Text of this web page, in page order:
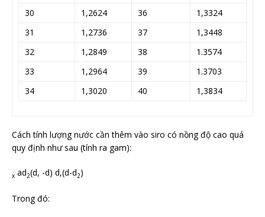
30
1,2624 36
1,3324
31
1,2736 37
1,3448
32
1,2849 38
1.3574
33
1,2964 39
1.3703
34
1,3020 40 1,3834
Cách tính lượng nước cần thêm vào siro có nồng độ cao quá
quy định như sau (tính ra gam):
x ad2(d, -d) d,(d-d2)
Trong đó: